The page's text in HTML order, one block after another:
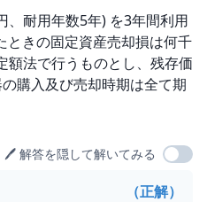
、耐用年数5年) を3年間利用
ときの固定資産売却損は何千
額法で行うものとし、残存価
購入及び売却時期は全て期
🖊️ 解答を隠して解いてみる
（正解）